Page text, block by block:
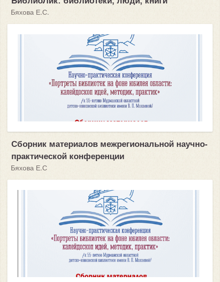
Бяхова Е.С.
Сборник материалов межрегиональной научно-
практической конференции
Бяхова Е.С